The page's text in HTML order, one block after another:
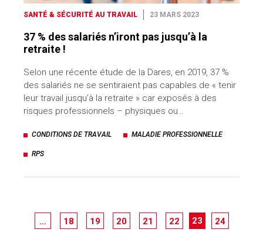
SANTÉ & SÉCURITÉ AU TRAVAIL 23 MARS 2023
37 % des salariés n’iront pas jusqu’à la
retraite !
Selon une récente étude de la Dares, en 2019, 37 %
des salariés ne se sentiraient pas capables de « tenir
leur travail jusqu’à la retraite » car exposés à des
risques professionnels – physiques ou…
CONDITIONS DE TRAVAIL MALADIE PROFESSIONNELLE
RPS
… 18 19 20 21 22 23 24